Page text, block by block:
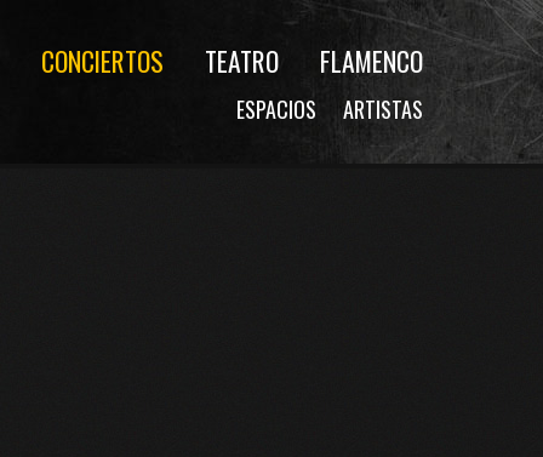
CONCIERTOS TEATRO FLAMENCO
ESPACIOS ARTISTAS